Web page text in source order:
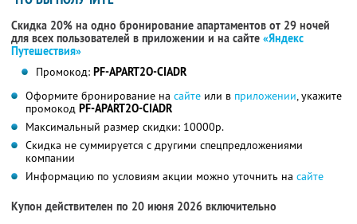
Скидка 20% на одно бронирование апартаментов от 29 ночей
для всех пользователей в приложении и на сайте «Яндекс
Путешествия»
Промокод: PF-APART2O-CIADR
Оформите бронирование на сайте или в приложении, укажите
промокод PF-APART2O-CIADR
Максимальный размер скидки: 10000р.
Скидка не суммируется с другими спецпредложениями
компании
Информацию по условиям акции можно уточнить на сайте
Купон действителен по 20 июня 2026 включительно